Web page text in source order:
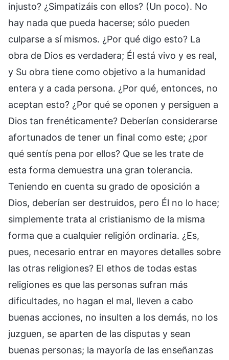
injusto? ¿Simpatizáis con ellos? (Un poco). No
hay nada que pueda hacerse; sólo pueden
culparse a sí mismos. ¿Por qué digo esto? La
obra de Dios es verdadera; Él está vivo y es real,
y Su obra tiene como objetivo a la humanidad
entera y a cada persona. ¿Por qué, entonces, no
aceptan esto? ¿Por qué se oponen y persiguen a
Dios tan frenéticamente? Deberían considerarse
afortunados de tener un final como este; ¿por
qué sentís pena por ellos? Que se les trate de
esta forma demuestra una gran tolerancia.
Teniendo en cuenta su grado de oposición a
Dios, deberían ser destruidos, pero Él no lo hace;
simplemente trata al cristianismo de la misma
forma que a cualquier religión ordinaria. ¿Es,
pues, necesario entrar en mayores detalles sobre
las otras religiones? El ethos de todas estas
religiones es que las personas sufran más
dificultades, no hagan el mal, lleven a cabo
buenas acciones, no insulten a los demás, no los
juzguen, se aparten de las disputas y sean
buenas personas; la mayoría de las enseñanzas